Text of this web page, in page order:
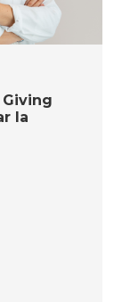
Giving
la